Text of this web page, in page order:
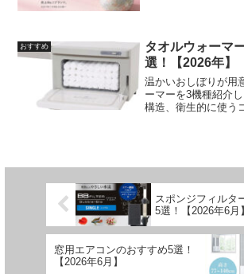
おすすめ
タオルウォーマ
選！【2026年】
温かいおしぼりが用
ーマーを3機種紹介
構造、衛生的に使う
スポンジフィルタ
5選！【2026年6月】
窓用エアコンのおすすめ5選！
【2026年6月】